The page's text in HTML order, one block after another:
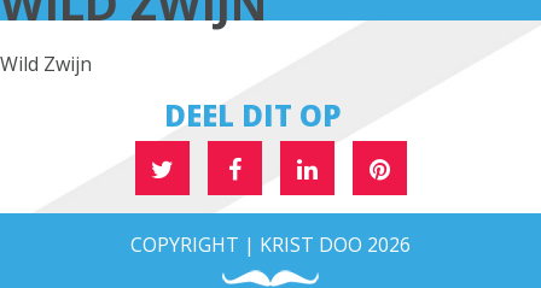
Wild Zwijn
DEEL DIT OP
COPYRIGHT | KRIST DOO 2026